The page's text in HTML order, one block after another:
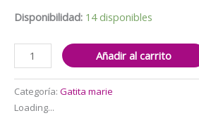
$3.500.$2.900.
Disponibilidad: 14 disponibles
Mantel
Decorativo
La
Gatita
Marie
Añadir al carrito
Categoría: Gatita marie
Loading...